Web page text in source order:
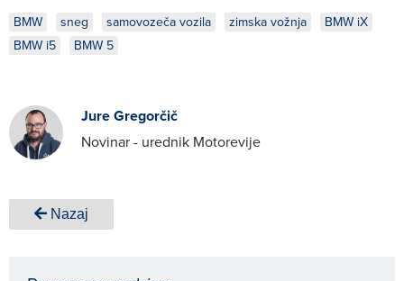
BMW sneg samovozeča vozila zimska vožnja
BMW iX
BMW i5
BMW 5
Jure Gregorčič
Novinar - urednik Motorevije
Nazaj